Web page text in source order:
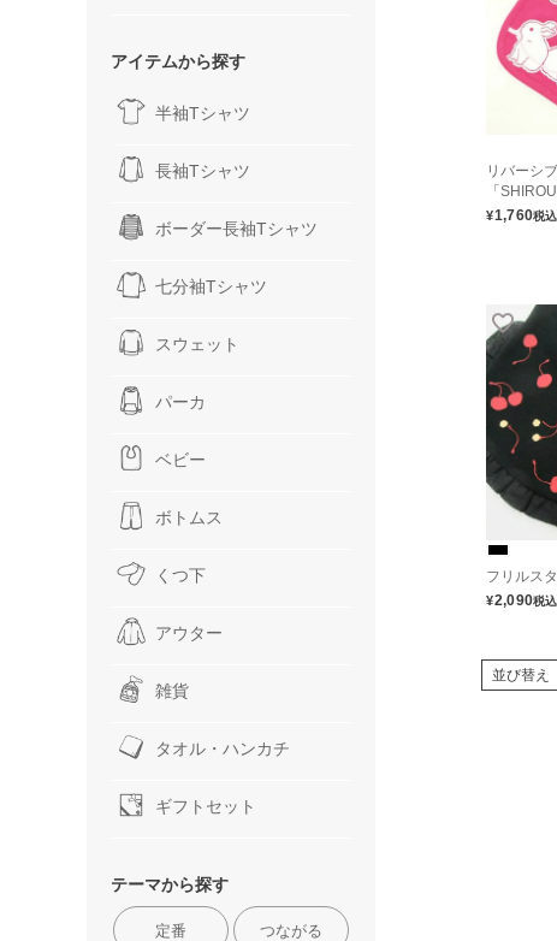
アイテムから探す
半袖Tシャツ
長袖Tシャツ
ボーダー長袖Tシャツ
七分袖Tシャツ
スウェット
パーカ
ベビー
ボトムス
くつ下
アウター
雑貨
タオル・ハンカチ
ギフトセット
テーマから探す
定番 つながる
リバーシ
「
¥1,760税込
フリルス
¥2,090税込
並び替え